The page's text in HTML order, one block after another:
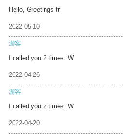
Hello, Greetings fr
2022-05-10
游客
I called you 2 times. W
2022-04-26
游客
I called you 2 times. W
2022-04-20